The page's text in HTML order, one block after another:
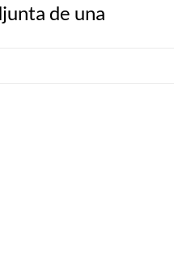
de una